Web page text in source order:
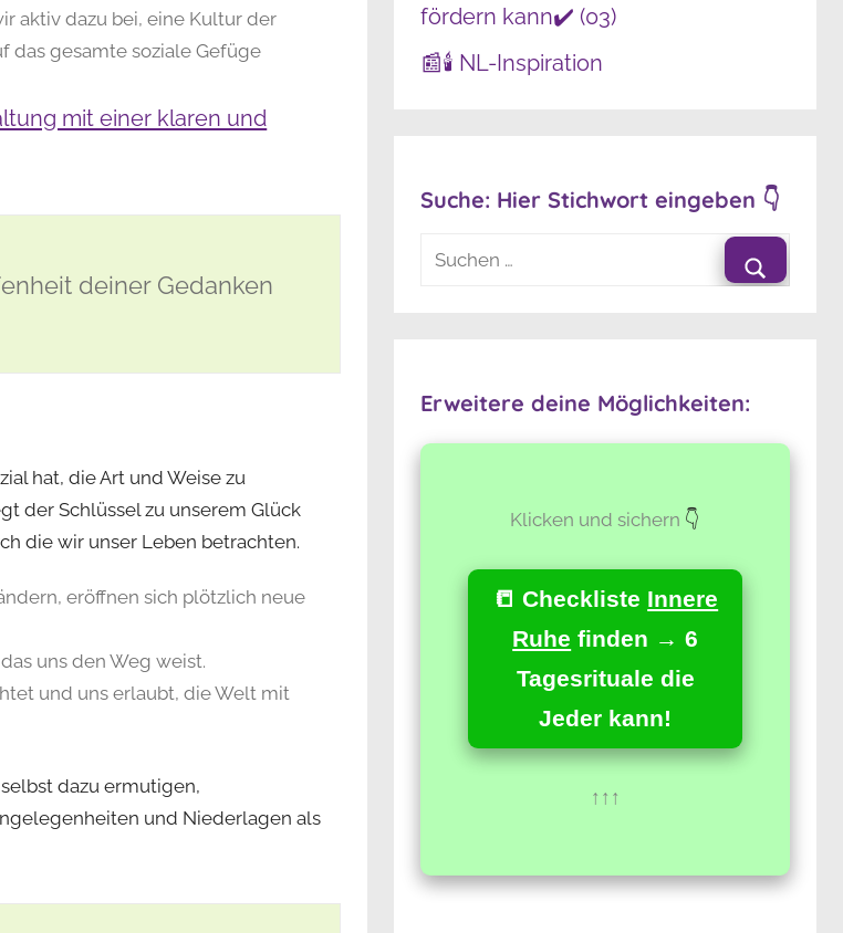
aktiv dazu bei, eine Kultur der
das gesamte soziale Gefüge
mit einer klaren und
deiner Gedanken
hat, die Art und Weise zu
der Schlüssel zu unserem Glück
die wir unser Leben betrachten.
eröffnen sich plötzlich neue
uns den Weg weist.
und uns erlaubt, die Welt mit
dazu ermutigen,
und Niederlagen als
fördern kann✔️ (03)
📰🕯️ NL-Inspiration
Suche: Hier Stichwort eingeben 👇
Suchen
Erweitere deine Möglichkeiten:
Klicken und sichern 👇
📒 Checkliste Innere
Ruhe finden → 6
Tagesrituale die
Jeder kann!
↑↑↑